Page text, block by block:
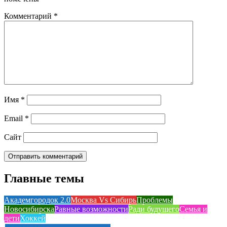
Комментарий *
Имя *
Email *
Сайт
Главные темы
Академгородок 2.0Москва Vs СибирьПроблемы
НовосибирскаРавные возможностиРади будущегоСемья и
детиХоккей